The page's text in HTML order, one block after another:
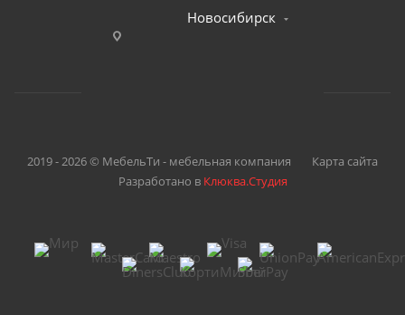
Новосибирск
2019 - 2026 © МебельТи - мебельная компания
Карта сайта
Разработано в Клюква.Студия